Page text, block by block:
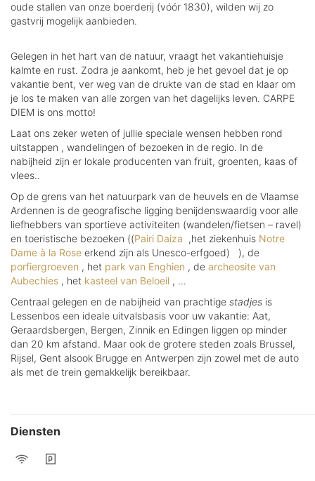
oude stallen van onze boerderij (vóór 1830), wilden wij zo
gastvrij mogelijk aanbieden.
Gelegen in het hart van de natuur, vraagt het vakantiehuisje
kalmte en rust. Zodra je aankomt, heb je het gevoel dat je op
vakantie bent, ver weg van de drukte van de stad en klaar om
je los te maken van alle zorgen van het dagelijks leven. CARPE
DIEM is ons motto!
Laat ons zeker weten of jullie speciale wensen hebben rond
uitstappen , wandelingen of bezoeken in de regio. In de
nabijheid zijn er lokale producenten van fruit, groenten, kaas of
vlees..
Op de grens van het natuurpark van de heuvels en de Vlaamse
Ardennen is de geografische ligging benijdenswaardig voor alle
liefhebbers van sportieve activiteiten (wandelen/fietsen – ravel)
en toeristische bezoeken ((Pairi Daiza ,het ziekenhuis Notre
Dame à la Rose erkend zijn als Unesco-erfgoed) ), de
porfiergroeven , het park van Enghien , de archeosite van
Aubechies , het kasteel van Beloeil , ...
Centraal gelegen en de nabijheid van prachtige stadjes is
Lessenbos een ideale uitvalsbasis voor uw vakantie: Aat,
Geraardsbergen, Bergen, Zinnik en Edingen liggen op minder
dan 20 km afstand. Maar ook de grotere steden zoals Brussel,
Rijsel, Gent alsook Brugge en Antwerpen zijn zowel met de auto
als met de trein gemakkelijk bereikbaar.
Diensten